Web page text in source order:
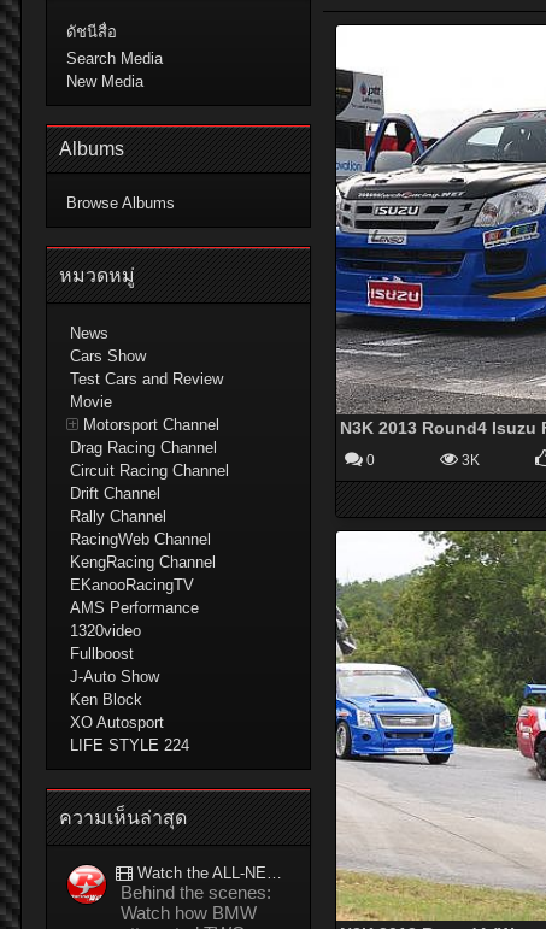
0 3K
ดัชนีสื่อ
Search Media
New Media
Albums
Browse Albums
หมวดหมู่
News
Cars Show
Test Cars and Review
Movie
Motorsport Channel
Drag Racing Channel
Circuit Racing Channel
Drift Channel
Rally Channel
RacingWeb Channel
KengRacing Channel
EKanooRacingTV
AMS Performance
1320video
Fullboost
J-Auto Show
Ken Block
XO Autosport
LIFE STYLE 224
ความเห็นล่าสุด
Watch the ALL-NEW BMW M5 refuel mid-drift to take TWO GUINNESS WORLD RECORDS™ titles
Behind the scenes:
Watch how BMW